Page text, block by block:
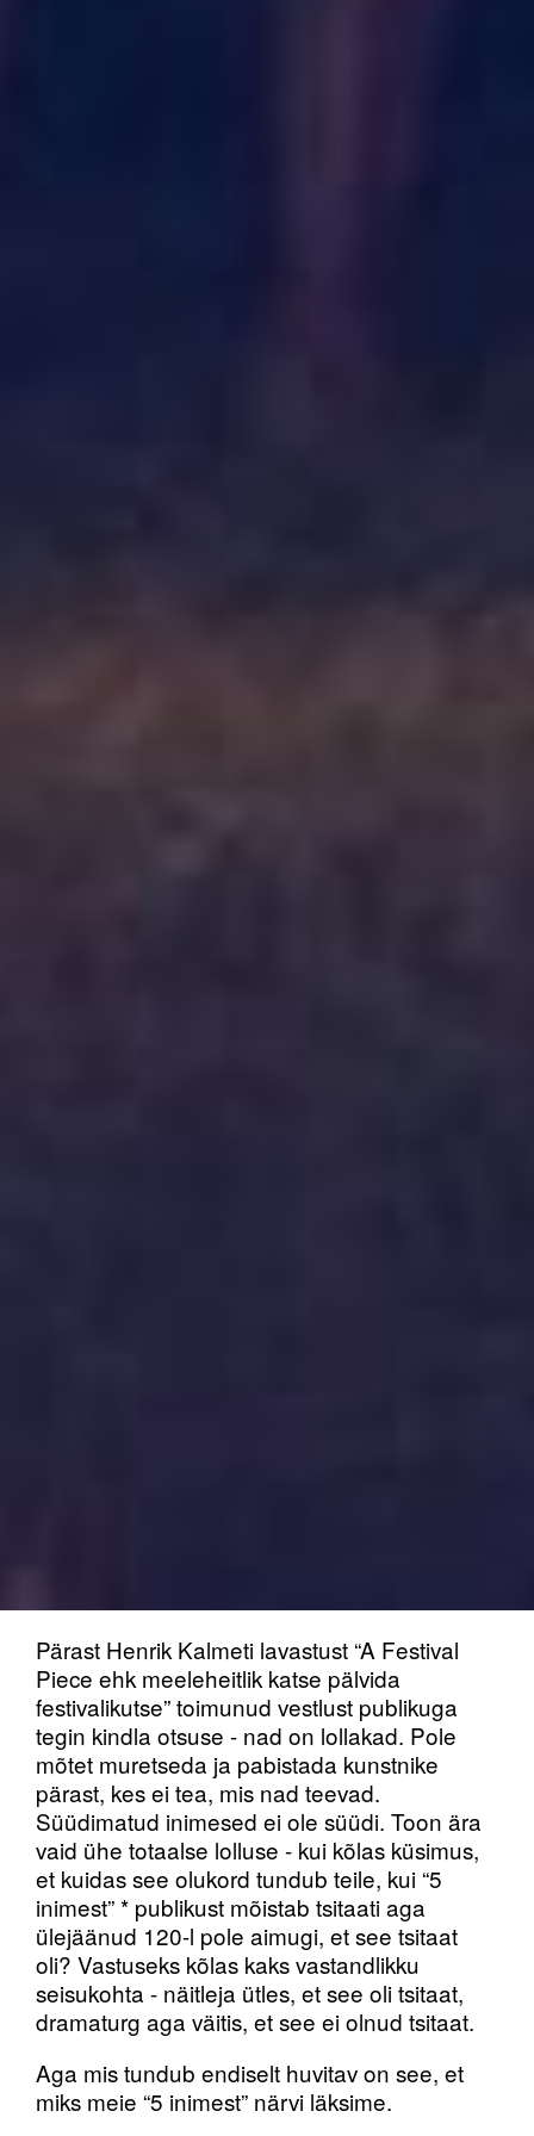
Pärast Henrik Kalmeti lavastust “A Festival
Piece ehk meeleheitlik katse pälvida
festivalikutse” toimunud vestlust publikuga
tegin kindla otsuse - nad on lollakad. Pole
mõtet muretseda ja pabistada kunstnike
pärast, kes ei tea, mis nad teevad.
Süüdimatud inimesed ei ole süüdi. Toon ära
vaid ühe totaalse lolluse - kui kõlas küsimus,
et kuidas see olukord tundub teile, kui “5
inimest” * publikust mõistab tsitaati aga
ülejäänud 120-l pole aimugi, et see tsitaat
oli? Vastuseks kõlas kaks vastandlikku
seisukohta - näitleja ütles, et see oli tsitaat,
dramaturg aga väitis, et see ei olnud tsitaat.
Aga mis tundub endiselt huvitav on see, et
miks meie “5 inimest” närvi läksime.